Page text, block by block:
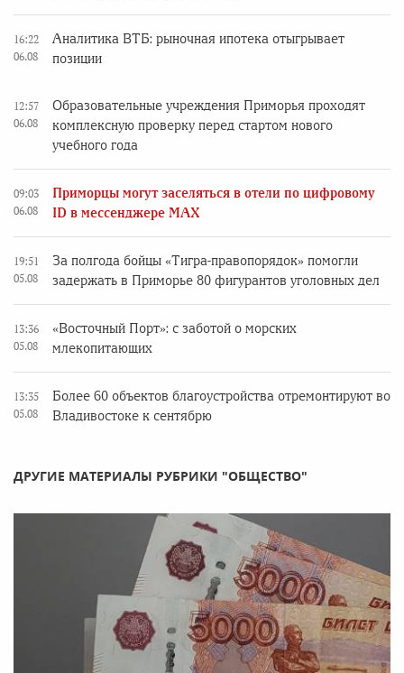
16:22
06.08
Аналитика ВТБ: рыночная ипотека отыгрывает
позиции
12:57
06.08
Образовательные учреждения Приморья проходят
комплексную проверку перед стартом нового
учебного года
09:03
06.08
Приморцы могут заселяться в отели по цифровому
ID в мессенджере MAX
19:51
05.08
За полгода бойцы «Тигра-правопорядок» помогли
задержать в Приморье 80 фигурантов уголовных дел
13:36
05.08
«Восточный Порт»: с заботой о морских
млекопитающих
13:35
05.08
Более 60 объектов благоустройства отремонтируют во
Владивостоке к сентябрю
ДРУГИЕ МАТЕРИАЛЫ РУБРИКИ "ОБЩЕСТВО"